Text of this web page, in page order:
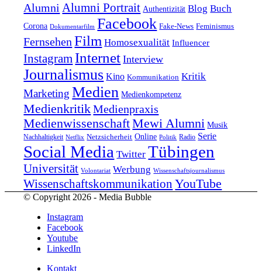
Alumni Alumni Portrait Authentizität Blog Buch
Corona Dokumentarfilm Facebook Fake-News Feminismus
Fernsehen Film Homosexualität Influencer
Instagram Internet Interview
Journalismus Kino Kommunikation Kritik
Marketing Medien Medienkompetenz
Medienkritik Medienpraxis
MedienwissenschaftMewi Alumni Musik
Nachhaltigkeit Netflix Netzsicherheit Online Politik Radio Serie
Social Media Twitter Tübingen
Universität Volontariat Werbung Wissenschaftsjournalismus
Wissenschaftskommunikation YouTube
© Copyright 2026 - Media Bubble
Instagram
Facebook
Youtube
LinkedIn
Kontakt